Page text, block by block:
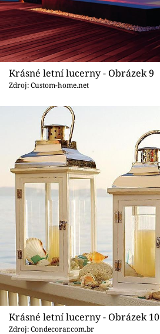
Krásné letní lucerny - Obrázek 9
Zdroj: Custom-home.net
Krásné letní lucerny - Obrázek 10
Zdroj: Condecorar.com.br